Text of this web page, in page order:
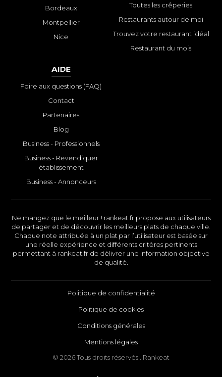
Bordeaux
Montpellier
Nice
Toutes les crêperies
Restaurants autour de moi
Trouvez votre restaurant idéal
Restaurant du mois
AIDE
Foire aux questions (FAQ)
Contact
Partenaires
Blog
Business - Professionnels
Business - Revendiquer
établissement
Business - Annonceurs
Ne mangez que le meilleur ! rankeat.fr propose aux utilisateurs
de partager et de découvrir les meilleurs plats de chaque ville.
Chaque note attribuée à un plat par l’utilisateur est basée sur
une réelle expérience et différents critères pertinents
permettant à rankeat.fr de délivrer une information objective
de qualité.
Politique de confidentialité
Politique de cookies
Conditions générales
Mentions légales
© 2026 Tous droits réservés . Rankeat